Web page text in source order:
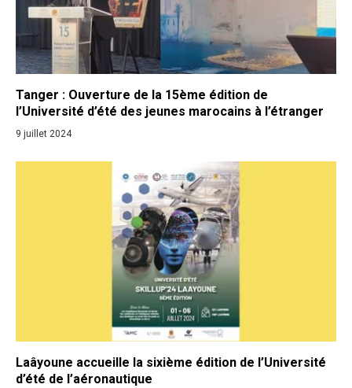
Tanger : Ouverture de la 15ème édition de
l’Université d’été des jeunes marocains à l’étranger
9 juillet 2024
Laâyoune accueille la sixième édition de l’Université
d’été de l’aéronautique